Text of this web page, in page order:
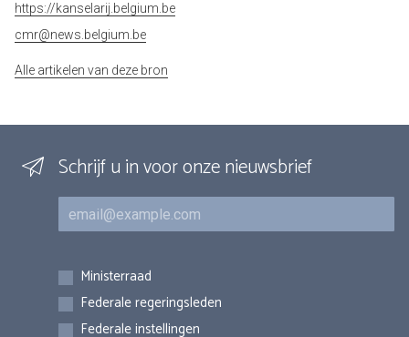
https://kanselarij.belgium.be
cmr@news.belgium.be
Alle artikelen van deze bron
Schrijf u in voor onze nieuwsbrief
E-mail
Inschrijvingen
Ministerraad
Federale regeringsleden
Federale instellingen